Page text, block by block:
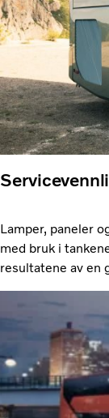
Lamper, paneler
med bruk i
resultatene av en